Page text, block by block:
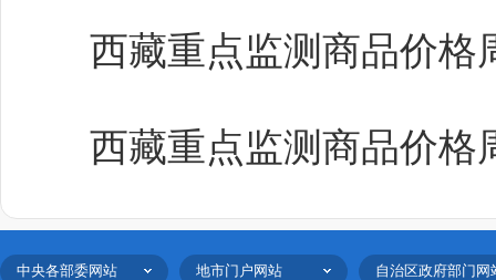
西藏重点监测商品价格
西藏重点监测商品价格
中央各部委网站 地市门户网站 自治区政府部门网